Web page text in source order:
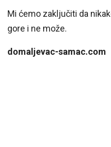
Mi ćemo zaključiti da
gore i ne može.
domaljevac-samac.com